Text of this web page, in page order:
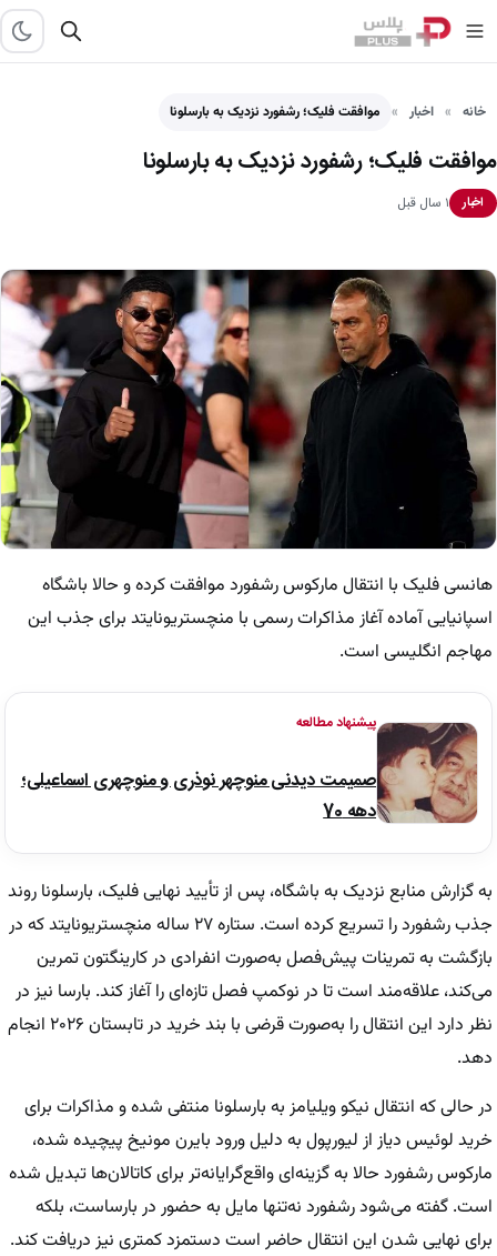
خانه اخبار موافقت فلیک؛ رشفورد نزدیک به بارسلونا
موافقت فلیک؛ رشفورد نزدیک به بارسلونا
اخبار ۱ سال قبل
هانسی فلیک با انتقال مارکوس رشفورد موافقت کرده و حالا باشگاه
اسپانیایی آماده آغاز مذاکرات رسمی با منچستریونایتد برای جذب این
مهاجم انگلیسی است.
پیشنهاد مطالعه
صمیمت دیدنی منوچهر نوذری و منوچهری اسماعیلی؛
دهه 70
به گزارش منابع نزدیک به باشگاه، پس از تأیید نهایی فلیک، بارسلونا روند
جذب رشفورد را تسریع کرده است. ستاره ۲۷ ساله منچستریونایتد که در
بازگشت به تمرینات پیش‌فصل به‌صورت انفرادی در کارینگتون تمرین
می‌کند، علاقه‌مند است تا در نوکمپ فصل تازه‌ای را آغاز کند. بارسا نیز در
نظر دارد این انتقال را به‌صورت قرضی با بند خرید در تابستان ۲۰۲۶ انجام
دهد.
در حالی که انتقال نیکو ویلیامز به بارسلونا منتفی شده و مذاکرات برای
خرید لوئیس دیاز از لیورپول به دلیل ورود بایرن مونیخ پیچیده شده،
مارکوس رشفورد حالا به گزینه‌ای واقع‌گرایانه‌تر برای کاتالان‌ها تبدیل شده
است. گفته می‌شود رشفورد نه‌تنها مایل به حضور در بارساست، بلکه
برای نهایی شدن این انتقال حاضر است دستمزد کمتری نیز دریافت کند.